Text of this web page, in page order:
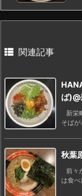
関連記事
ば
新栄
そば
秋葉
前々
は食